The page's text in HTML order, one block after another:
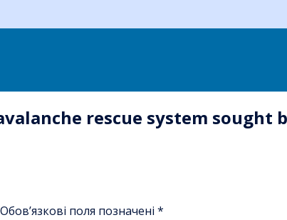
rescue system sought
Обов’язкові поля позначені *